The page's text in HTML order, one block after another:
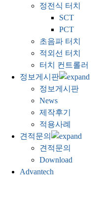
정전식 터치
SCT
PCT
초음파 터치
적외선 터치
터치 컨트롤러
정보게시판
정보게시판
News
제작후기
적용사례
견적문의
견적문의
Download
Advantech